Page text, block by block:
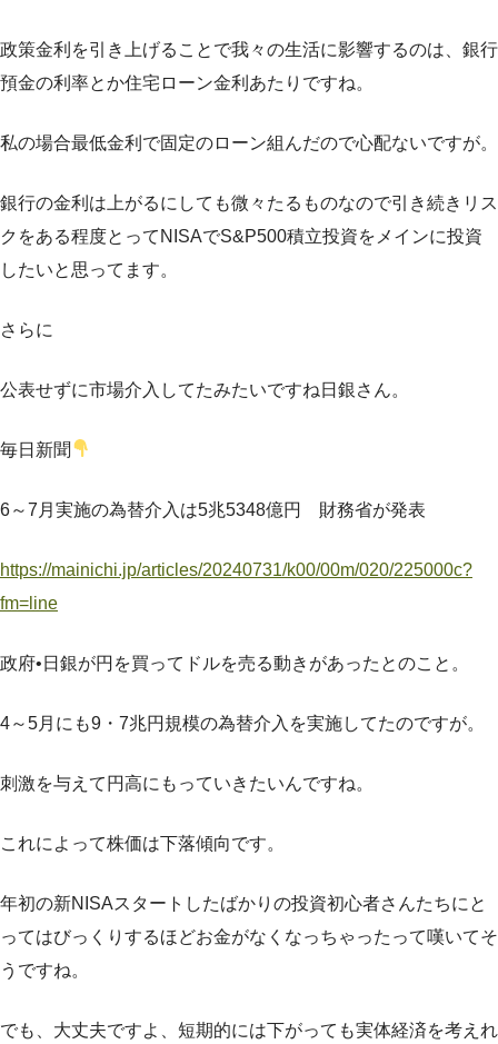
政策金利を引き上げることで我々の生活に影響するのは、銀行
預金の利率とか住宅ローン金利あたりですね。
私の場合最低金利で固定のローン組んだので心配ないですが。
銀行の金利は上がるにしても微々たるものなので引き続きリス
クをある程度とってNISAでS&P500積立投資をメインに投資
したいと思ってます。
さらに
公表せずに市場介入してたみたいですね日銀さん。
毎日新聞
6～7月実施の為替介入は5兆5348億円 財務省が発表
https://mainichi.jp/articles/20240731/k00/00m/020/225000c?
fm=line
政府•日銀が円を買ってドルを売る動きがあったとのこと。
4～5月にも9・7兆円規模の為替介入を実施してたのですが。
刺激を与えて円高にもっていきたいんですね。
これによって株価は下落傾向です。
年初の新NISAスタートしたばかりの投資初心者さんたちにと
ってはびっくりするほどお金がなくなっちゃったって嘆いてそ
うですね。
でも、大丈夫ですよ、短期的には下がっても実体経済を考えれ